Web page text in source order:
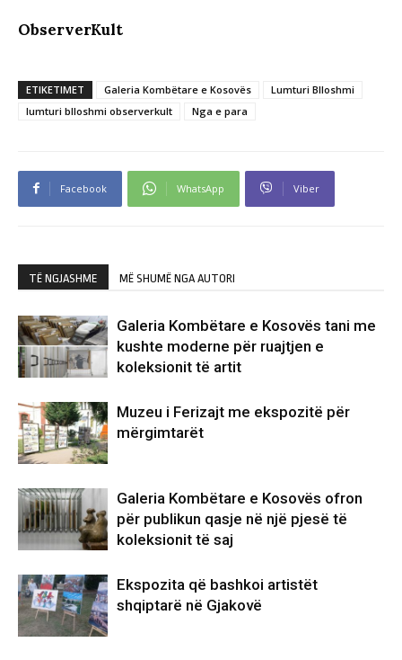
ObserverKult
ETIKETIMET Galeria Kombëtare e Kosovës
Lumturi Blloshmi
lumturi blloshmi observerkult
Nga e para
Facebook WhatsApp Viber
TË NGJASHME MË SHUMË NGA AUTORI
Galeria Kombëtare e Kosovës tani me
kushte moderne për ruajtjen e
koleksionit të artit
Muzeu i Ferizajt me ekspozitë për
mërgimtarët
Galeria Kombëtare e Kosovës ofron
për publikun qasje në një pjesë të
koleksionit të saj
Ekspozita që bashkoi artistët
shqiptarë në Gjakovë